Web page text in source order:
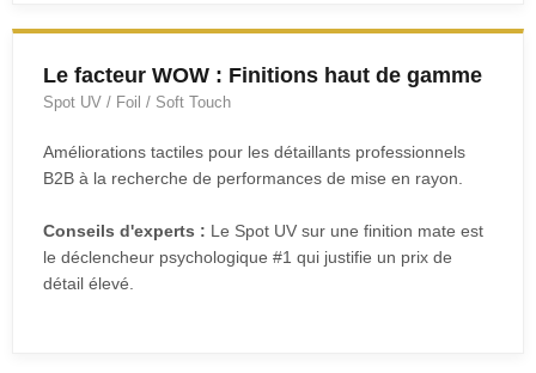
Le facteur WOW : Finitions haut de gamme
Spot UV / Foil / Soft Touch
Améliorations tactiles pour les détaillants professionnels
B2B à la recherche de performances de mise en rayon.
Conseils d'experts : Le Spot UV sur une finition mate est
le déclencheur psychologique #1 qui justifie un prix de
détail élevé.